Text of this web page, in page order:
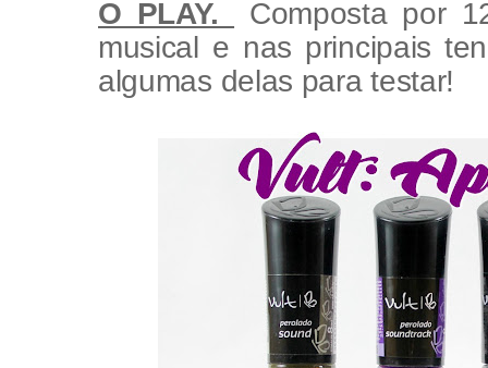
O PLAY.
Composta por
musical e nas principais
algumas delas para testar!